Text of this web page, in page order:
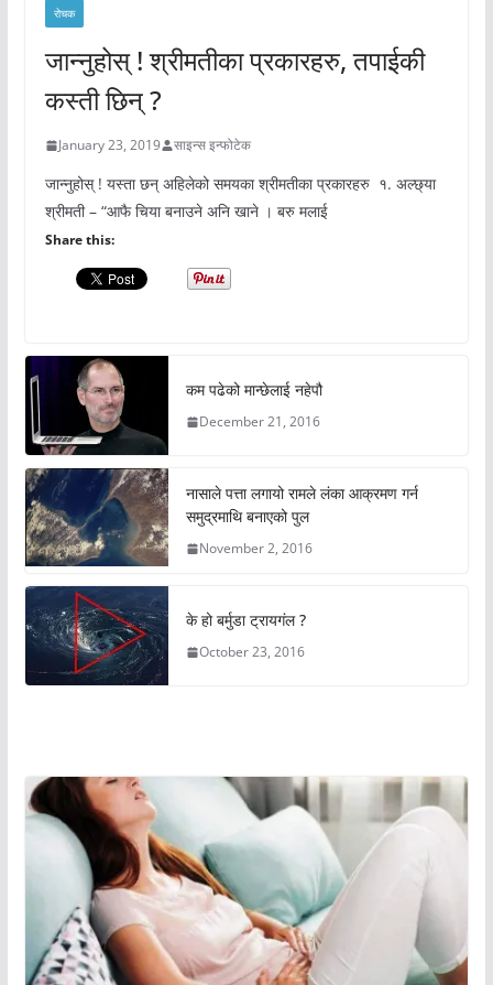
रोचक
जान्नुहोस् ! श्रीमतीका प्रकारहरु, तपाईकी
कस्ती छिन् ?
January 23, 2019 साइन्स इन्फोटेक
जान्नुहोस् ! यस्ता छन् अहिलेको समयका श्रीमतीका प्रकारहरु १. अल्छ्या
श्रीमती – “आफै चिया बनाउने अनि खाने । बरु मलाई
Share this:
कम पढेको मान्छेलाई नहेपौ
December 21, 2016
नासाले पत्ता लगायो रामले लंका आक्रमण गर्न
समुद्रमाथि बनाएको पुल
November 2, 2016
के हो बर्मुडा ट्रायगंल ?
October 23, 2016